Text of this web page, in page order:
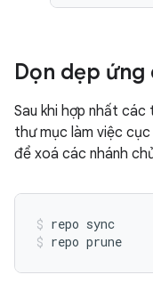
Dọn dẹp ứng
Sau khi hợp nhất
thư mục làm việc
để xoá các nhánh
repo sync
repo prune